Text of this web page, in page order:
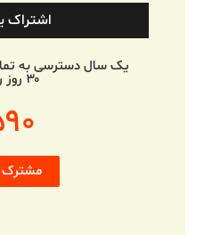
اشتراک
یک سال دسترسی به
۳۰ روز رایگان